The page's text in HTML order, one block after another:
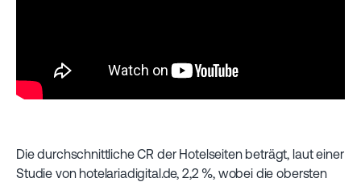
Die durchschnittliche CR der Hotelseiten beträgt, laut einer
Studie von hotelariadigital.de, 2,2 %, wobei die obersten